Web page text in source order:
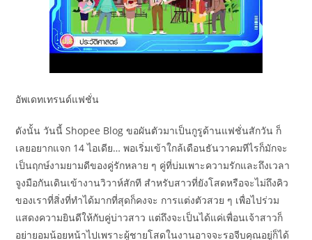
อัพเดทเทรนด์แฟชั่น
ดังนั้น วันนี้ Shopee Blog ขอผันตัวมาเป็นกูรูด้านแฟชั่นสักวัน ก็
เลยอยากแจก 14 ไอเดีย… พอเริ่มเข้าใกล้เดือนธันวาคมทีไรก็มักจะ
เป็นฤกษ์งามยามดีของคู่รักหลาย ๆ คู่ที่บ่มเพาะความรักและถึงเวลา
จูงมือกันเดินเข้างานวิวาห์สักที สำหรับสาวที่ยังโสดหรือจะไม่ถึงคิว
ของเราที่สิ่งที่ทำได้มากที่สุดก็คงจะ การแต่งตัวสวย ๆ เพื่อไปร่วม
แสดงความยินดีให้กับคู่บ่าวสาว แต่ถึงจะเป็นได้แค่เพื่อนเจ้าสาวก็
อย่ายอมน้อยหน้าไปเพราะผู้ชายโสดในงานอาจจะรอจีบคุณอยู่ก็ได้